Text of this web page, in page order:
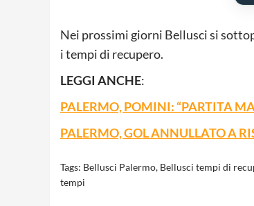
Nei prossimi giorni Bellusci si
i tempi di recupero.
LEGGI ANCHE:
PALERMO, POMINI: “PARTITA
PALERMO, GOL ANNULLATO A
Tags: Bellusci Palermo, Bellusci tempi di
tempi